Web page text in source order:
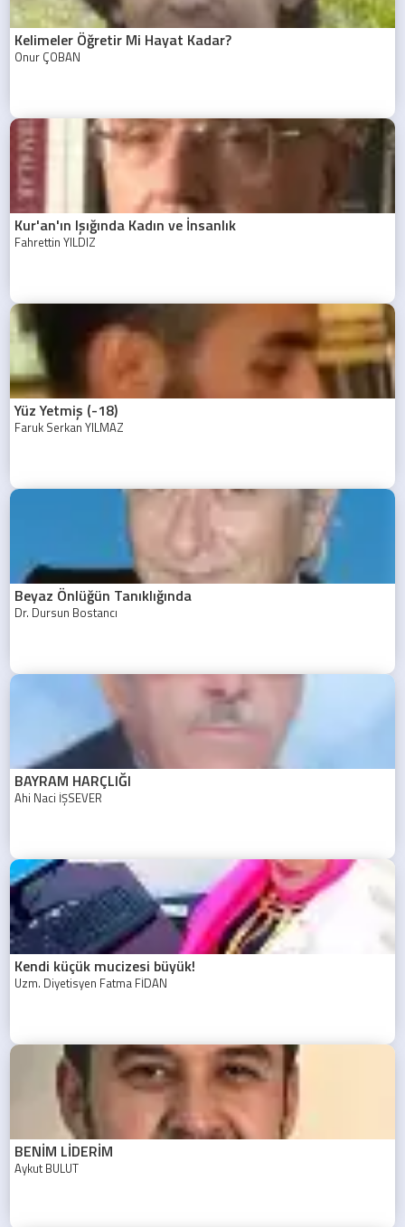
Kelimeler Öğretir Mi Hayat Kadar?
Onur ÇOBAN
Kur'an'ın Işığında Kadın ve İnsanlık
Fahrettin YILDIZ
Yüz Yetmiş (-18)
Faruk Serkan YILMAZ
Beyaz Önlüğün Tanıklığında
Dr. Dursun Bostancı
BAYRAM HARÇLIĞI
Ahi Naci İŞSEVER
Kendi küçük mucizesi büyük!
Uzm. Diyetisyen Fatma FİDAN
BENİM LİDERİM
Aykut BULUT